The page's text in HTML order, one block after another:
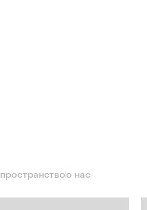
пространствоо нас